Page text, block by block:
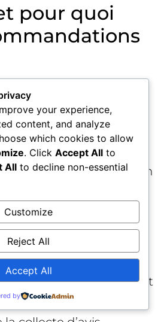
pour quoi
marketing/CMO :
visible vs non
comme KPIs
les objectifs par
un plan d’amélioration
🎯
retail/e-commerce :
du flux et
marché par
une partie du budget
des attributs,
your experience,
content, and analyze
which cookies to allow
. Click Accept All to
All to decline non-essential
Customize
Reject All
Accept All
by